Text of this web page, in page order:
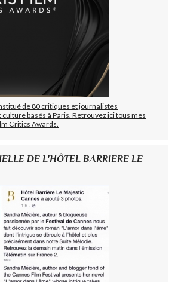
de 80 critiques et journalistes
basés à Paris. Retrouvez ici tous mes
Critics Awards.
DE L'HÔTEL BARRIERE LE